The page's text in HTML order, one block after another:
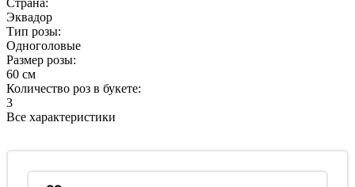
Эквадор
Тип розы:
Одноголовые
Размер розы:
60 см
Количество роз в букете:
3
Все характеристики